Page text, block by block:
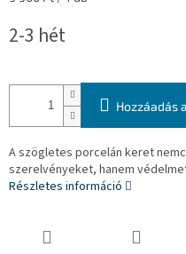
2-3 hét
Hozzáadás
A szögletes porcelán keret
szerelvényeket, hanem
Részletes információ